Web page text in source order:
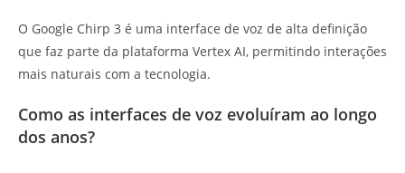
O Google Chirp 3 é uma interface de voz de alta definição
que faz parte da plataforma Vertex AI, permitindo interações
mais naturais com a tecnologia.
Como as interfaces de voz evoluíram ao longo
dos anos?